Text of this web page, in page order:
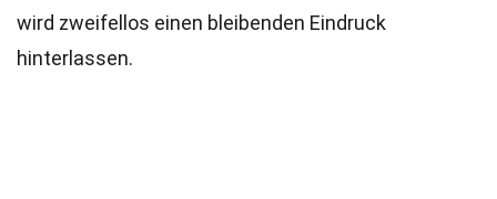
wird zweifellos einen bleibenden Eindruck
hinterlassen.